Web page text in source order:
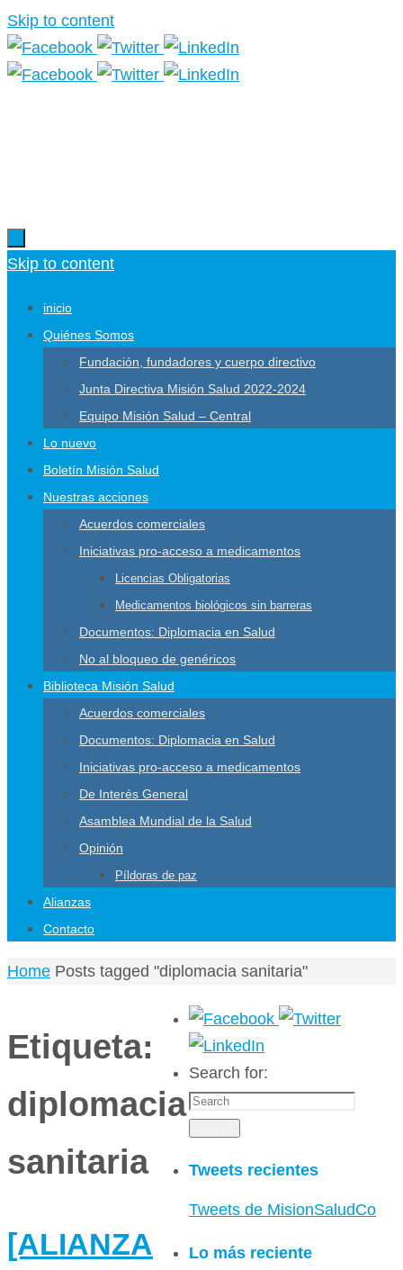
Skip to content
Skip to content
inicio
Quiénes Somos
Fundación, fundadores y cuerpo directivo
Junta Directiva Misión Salud 2022-2024
Equipo Misión Salud – Central
Lo nuevo
Boletín Misión Salud
Nuestras acciones
Acuerdos comerciales
Iniciativas pro-acceso a medicamentos
Licencias Obligatorias
Medicamentos biológicos sin barreras
Documentos: Diplomacia en Salud
No al bloqueo de genéricos
Biblioteca Misión Salud
Acuerdos comerciales
Documentos: Diplomacia en Salud
Iniciativas pro-acceso a medicamentos
De Interés General
Asamblea Mundial de la Salud
Opinión
Píldoras de paz
Alianzas
Contacto
Home Posts tagged "diplomacia sanitaria"
Etiqueta:
diplomacia
sanitaria
[ALIANZA
Search for:
Tweets recientes
Tweets de MisionSaludCo
Lo más reciente
Más información.